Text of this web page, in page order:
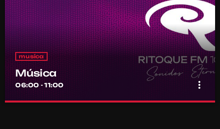
musica
Música
06:00 - 11:00 more_vert